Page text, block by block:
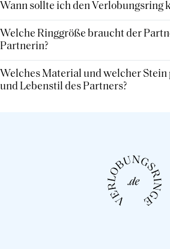
Wann sollte ich den Verlobungsring
Welche Ringgröße braucht der
Partnerin?
Welches Material und welcher Stein
und Lebenstil des Partners?